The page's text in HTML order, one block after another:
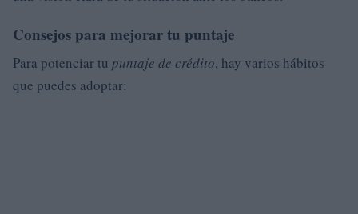
Consejos para mejorar tu puntaje
Para potenciar tu puntaje de crédito, hay varios hábitos
que puedes adoptar: